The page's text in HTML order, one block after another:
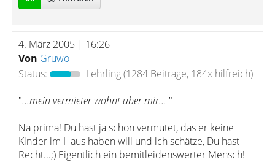
4. März 2005 | 16:26
Von Gruwo
Status:
Lehrling(1284 Beiträge, 184x hilfreich)
"...mein vermieter wohnt über mir... "
Na prima! Du hast ja schon vermutet, das er keine
Kinder im Haus haben will und ich schätze, Du hast
Recht...;) Eigentlich ein bemitleidenswerter Mensch!